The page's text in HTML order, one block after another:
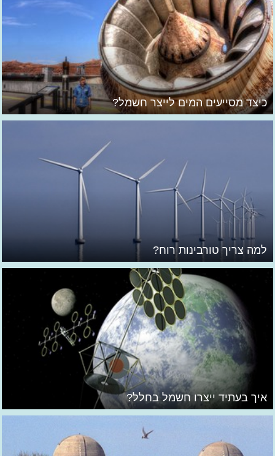
כיצד מסייעים המים לייצר חשמל?
למה צריך טורבינות רוח?
איך בעתיד ייצרו חשמל בחלל?